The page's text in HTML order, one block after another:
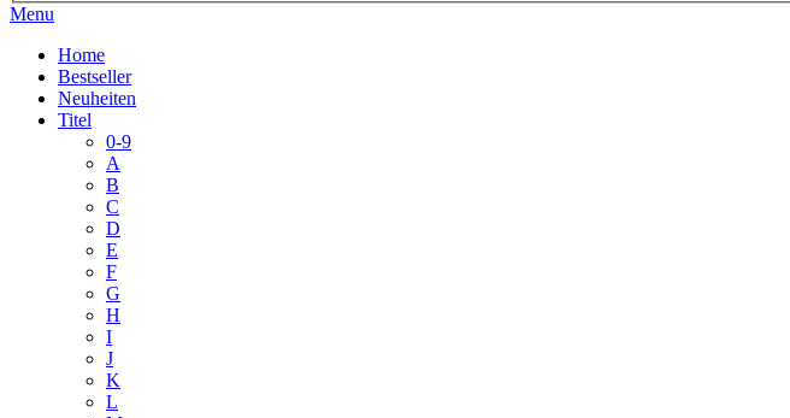
Menu
Home
Bestseller
Neuheiten
Titel
0-9
A
B
C
D
E
F
G
H
I
J
K
L